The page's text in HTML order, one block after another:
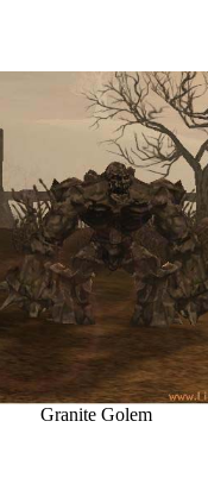
Granite Golem